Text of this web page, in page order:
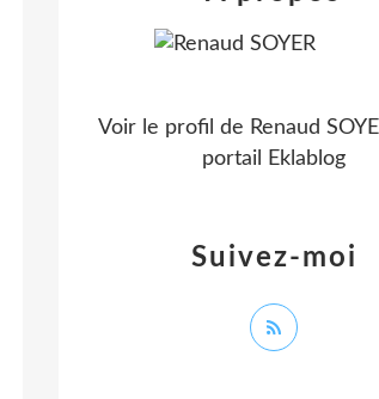
Suivez-moi
Voir le profil de Renaud
portail Eklablog